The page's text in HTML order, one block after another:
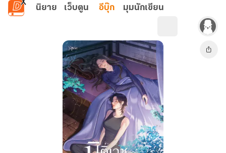
ข้ามไปยังเนื้อหาหลัก
นิยาย เว็บตูน อีบุ๊ก มุมนักเขียน